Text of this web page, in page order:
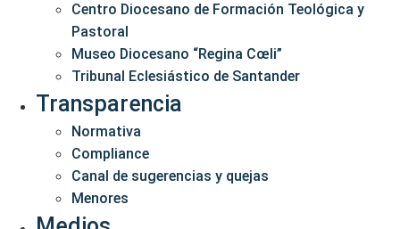
Centro Diocesano de Formación Teológica y
Pastoral
Museo Diocesano “Regina Cœli”
Tribunal Eclesiástico de Santander
Transparencia
Normativa
Compliance
Canal de sugerencias y quejas
Menores